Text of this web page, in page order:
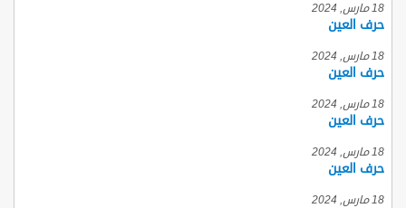
18 مارس, 2024
حرف العين
18 مارس, 2024
حرف العين
18 مارس, 2024
حرف العين
18 مارس, 2024
حرف العين
18 مارس, 2024